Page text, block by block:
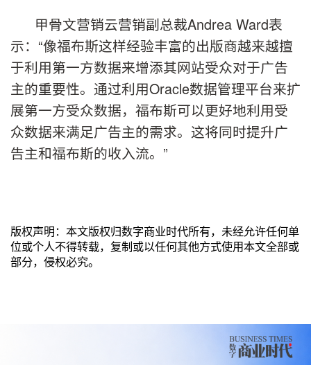
甲骨文营销云营销副总裁Andrea Ward表
示：“像福布斯这样经验丰富的出版商越来越擅
于利用第一方数据来增添其网站受众对于广告
主的重要性。通过利用Oracle数据管理平台来扩
展第一方受众数据，福布斯可以更好地利用受
众数据来满足广告主的需求。这将同时提升广
告主和福布斯的收入流。”
版权声明：本文版权归数字商业时代所有，未经允许任何单
位或个人不得转载，复制或以任何其他方式使用本文全部或
部分，侵权必究。